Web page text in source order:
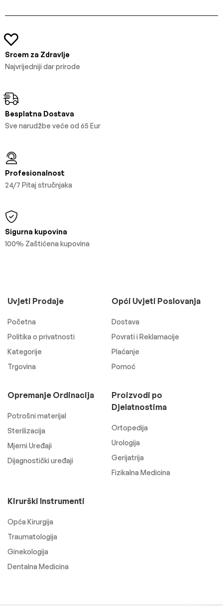
Srcem za Zdravlje
Najvrijedniji dar prirode
Besplatna Dostava
Sve narudžbe veće od 65 Eur
Profesionalnost
24/7 Pitaj stručnjaka
Sigurna kupovina
100% Zaštićena kupovina
Uvjeti Prodaje
Početna
Politika o privatnosti
Kategorije
Trgovina
Opći Uvjeti Poslovanja
Dostava
Povrati i Reklamacije
Plaćanje
Pomoć
Opremanje Ordinacija
Potrošni materijal
Sterilizacija
Mjerni Uređaji
Dijagnostički uređaji
Proizvodi po
Djelatnostima
Ortopedija
Urologija
Gerijatrija
Fizikalna Medicina
Kirurški Instrumenti
Opća Kirurgija
Traumatologija
Ginekologija
Dentalna Medicina